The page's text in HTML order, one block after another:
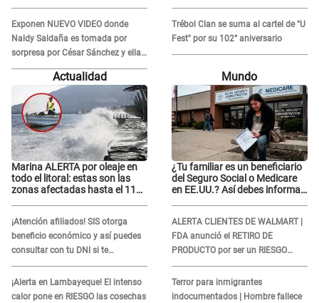
Exponen NUEVO VIDEO donde
Naldy Saldaña es tomada por
sorpresa por César Sánchez y ella
evidencia su REACCIÓN: Le agarró
evidencia su REACCIÓN: Le agarró
la mano
Trébol Clan se suma al cartel de "U
Fest" por su 102° aniversario
Actualidad
Marina ALERTA por oleaje en
todo el litoral: estas son las
zonas afectadas hasta el 11
¡Atención afiliados! SIS otorga
beneficio económico y así puedes
consultar con tu DNI si te
corresponde
¡Alerta en Lambayeque! El intenso
calor pone en RIESGO las cosechas
Mundo
¿Tu familiar es un beneficiario
del Seguro Social o Medicare
en EE.UU.? Así debes informar
ALERTA CLIENTES DE WALMART |
FDA anunció el RETIRO DE
PRODUCTO por ser un RIESGO
MORTAL para consumidores: ¿Cuál
es?
Terror para inmigrantes
indocumentados | Hombre fallece